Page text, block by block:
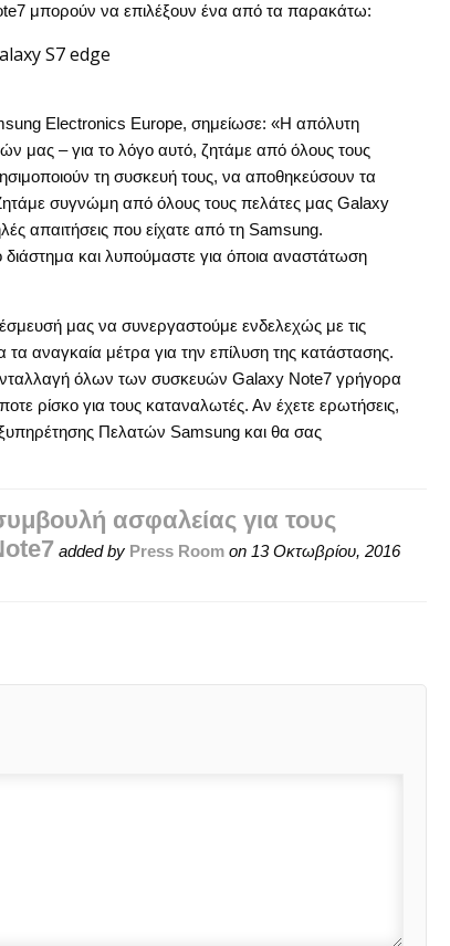
μπορούν να επιλέξουν ένα από τα παρακάτω:
S7 edge
Electronics Europe, σημείωσε: «Η απόλυτη
μας – για το λόγο αυτό, ζητάμε από όλους τους
τη συσκευή τους, να αποθηκεύσουν τα
συγνώμη από όλους τους πελάτες μας Galaxy
απαιτήσεις που είχατε από τη Samsung.
και λυπούμαστε για όποια αναστάτωση
μας να συνεργαστούμε ενδελεχώς με τις
αναγκαία μέτρα για την επίλυση της κατάστασης.
όλων των συσκευών Galaxy Note7 γρήγορα
ρίσκο για τους καταναλωτές. Αν έχετε ερωτήσεις,
Πελατών Samsung και θα σας
ασφαλείας για τους
added by Press Roomon 13 Οκτωβρίου, 2016